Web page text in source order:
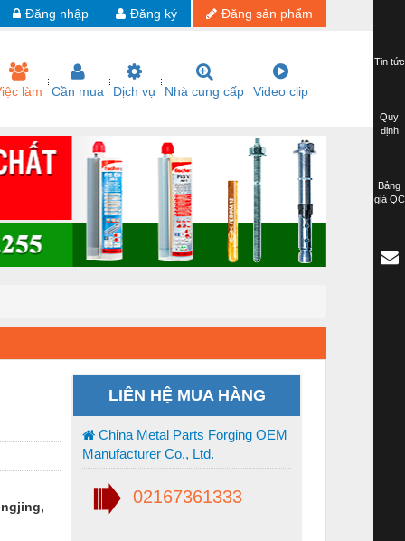
Đăng sản phẩm
Đăng ký
Đăng nhập
làm Cần mua Dịch vụ Nhà cung cấp Video clip
LIÊN HỆ MUA HÀNG
China Metal Parts Forging OEM
Manufacturer Co., Ltd.
02167361333
Tin tức
Quy
định
Bảng
giá QC